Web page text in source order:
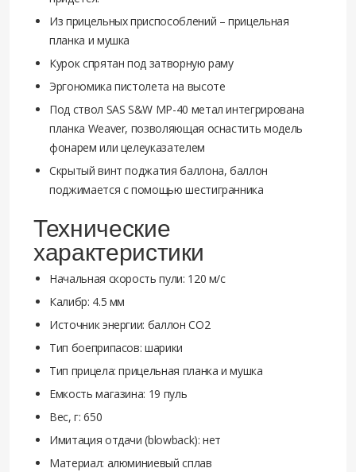
Из прицельных приспособлений – прицельная
планка и мушка
Курок спрятан под затворную раму
Эргономика пистолета на высоте
Под ствол SAS S&W MP-40 метал интегрирована
планка Weaver, позволяющая оснастить модель
фонарем или целеуказателем
Скрытый винт поджатия баллона, баллон
поджимается с помощью шестигранника
Технические
характеристики
Начальная скорость пули: 120 м/с
Калибр: 4.5 мм
Источник энергии: баллон CO2
Тип боеприпасов: шарики
Тип прицела: прицельная планка и мушка
Емкость магазина: 19 пуль
Вес, г: 650
Имитация отдачи (blowback): нет
Материал: алюминиевый сплав